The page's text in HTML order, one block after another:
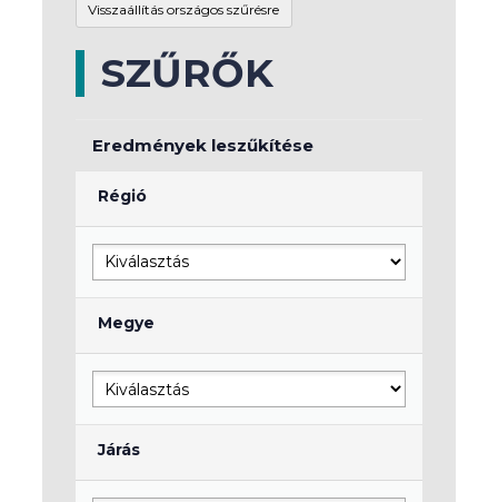
SZŰRŐK
Eredmények leszűkítése
Régió
Megye
Járás